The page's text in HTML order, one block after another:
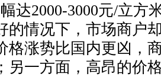
达2000-3000元/立方
的情况下，市场商户
格涨势比国内更凶，
另一方面，高昂的价